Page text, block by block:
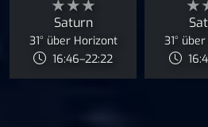
★★★
Saturn
31° über Horizont
16:46–22:22
31°